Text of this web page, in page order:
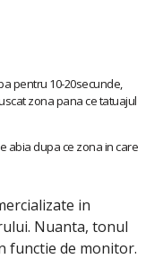
pentru 10-20secunde,
zona pana ce tatuajul
abia dupa ce zona in care
in
Nuanta, tonul
functie de monitor.